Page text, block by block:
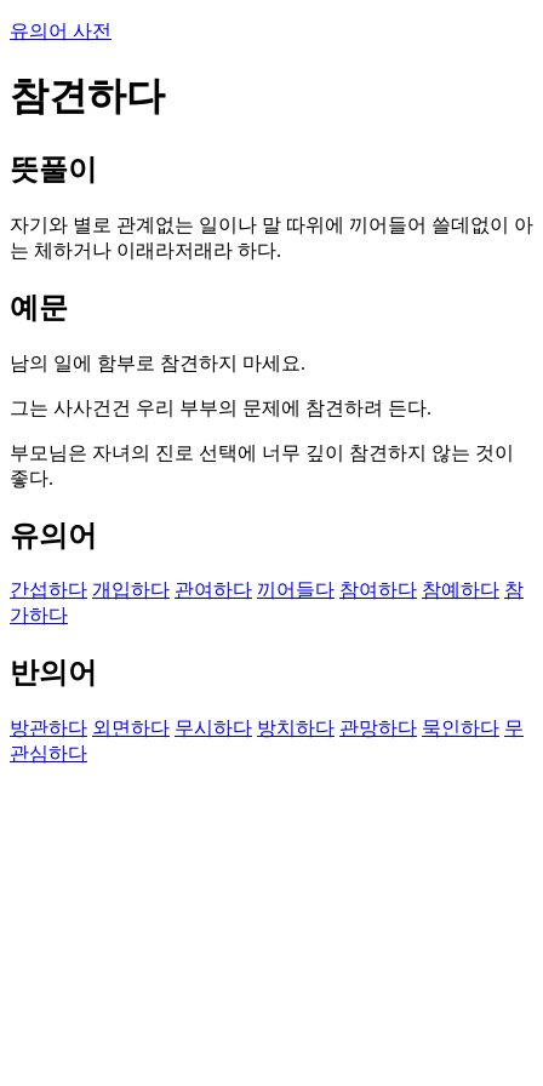
유의어 사전
참견하다
뜻풀이
자기와 별로 관계없는 일이나 말 따위에 끼어들어 쓸데없이 아
는 체하거나 이래라저래라 하다.
예문
남의 일에 함부로 참견하지 마세요.
그는 사사건건 우리 부부의 문제에 참견하려 든다.
부모님은 자녀의 진로 선택에 너무 깊이 참견하지 않는 것이
좋다.
유의어
간섭하다 개입하다 관여하다 끼어들다 참여하다 참예하다 참
가하다
반의어
방관하다 외면하다 무시하다 방치하다 관망하다 묵인하다 무
관심하다